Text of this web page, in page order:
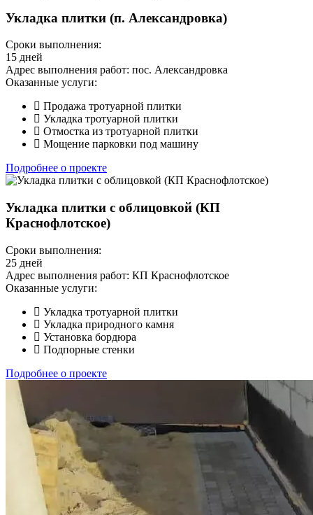
Укладка плитки (п. Александровка)
Сроки выполнения:
15 дней
Адрес выполнения работ: пос. Александровка
Оказанные услуги:
Продажа тротуарной плитки
Укладка тротуарной плитки
Отмостка из тротуарной плитки
Мощение парковки под машину
Подробнее о проекте
Укладка плитки с облицовкой (КП
Краснофлотское)
Сроки выполнения:
25 дней
Адрес выполнения работ: КП Краснофлотское
Оказанные услуги:
Укладка тротуарной плитки
Укладка природного камня
Установка бордюра
Подпорные стенки
Подробнее о проекте